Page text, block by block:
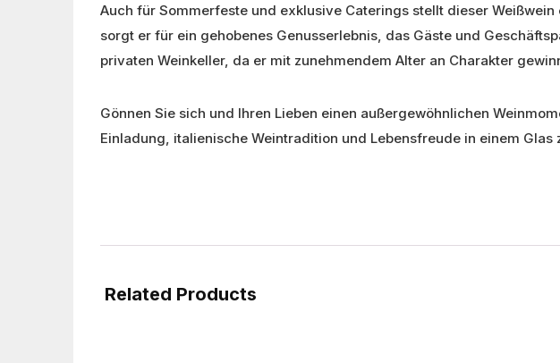
Auch für Sommerfeste und exklusive Caterings stellt dieser
sorgt er für ein gehobenes Genusserlebnis, das Gäste und
privaten Weinkeller, da er mit zunehmendem Alter an Charakter
Gönnen Sie sich und Ihren Lieben einen außergewöhnlichen
Einladung, italienische Weintradition und Lebensfreude in einem Glas
Related Products